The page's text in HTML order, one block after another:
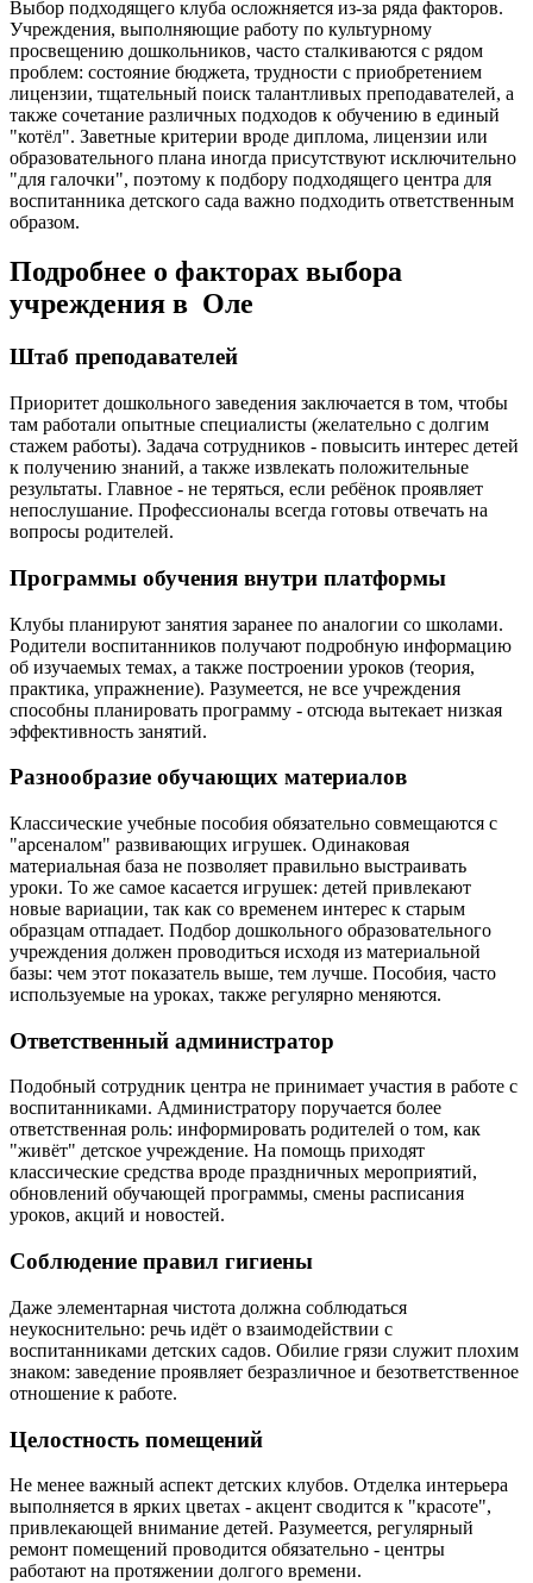
Выбор подходящего клуба осложняется из-за ряда факторов.
Учреждения, выполняющие работу по культурному
просвещению дошкольников, часто сталкиваются с рядом
проблем: состояние бюджета, трудности с приобретением
лицензии, тщательный поиск талантливых преподавателей, а
также сочетание различных подходов к обучению в единый
"котёл". Заветные критерии вроде диплома, лицензии или
образовательного плана иногда присутствуют исключительно
"для галочки", поэтому к подбору подходящего центра для
воспитанника детского сада важно подходить ответственным
образом.
Подробнее о факторах выбора
учреждения в Оле
Штаб преподавателей
Приоритет дошкольного заведения заключается в том, чтобы
там работали опытные специалисты (желательно с долгим
стажем работы). Задача сотрудников - повысить интерес детей
к получению знаний, а также извлекать положительные
результаты. Главное - не теряться, если ребёнок проявляет
непослушание. Профессионалы всегда готовы отвечать на
вопросы родителей.
Программы обучения внутри платформы
Клубы планируют занятия заранее по аналогии со школами.
Родители воспитанников получают подробную информацию
об изучаемых темах, а также построении уроков (теория,
практика, упражнение). Разумеется, не все учреждения
способны планировать программу - отсюда вытекает низкая
эффективность занятий.
Разнообразие обучающих материалов
Классические учебные пособия обязательно совмещаются с
"арсеналом" развивающих игрушек. Одинаковая
материальная база не позволяет правильно выстраивать
уроки. То же самое касается игрушек: детей привлекают
новые вариации, так как со временем интерес к старым
образцам отпадает. Подбор дошкольного образовательного
учреждения должен проводиться исходя из материальной
базы: чем этот показатель выше, тем лучше. Пособия, часто
используемые на уроках, также регулярно меняются.
Ответственный администратор
Подобный сотрудник центра не принимает участия в работе с
воспитанниками. Администратору поручается более
ответственная роль: информировать родителей о том, как
"живёт" детское учреждение. На помощь приходят
классические средства вроде праздничных мероприятий,
обновлений обучающей программы, смены расписания
уроков, акций и новостей.
Соблюдение правил гигиены
Даже элементарная чистота должна соблюдаться
неукоснительно: речь идёт о взаимодействии с
воспитанниками детских садов. Обилие грязи служит плохим
знаком: заведение проявляет безразличное и безответственное
отношение к работе.
Целостность помещений
Не менее важный аспект детских клубов. Отделка интерьера
выполняется в ярких цветах - акцент сводится к "красоте",
привлекающей внимание детей. Разумеется, регулярный
ремонт помещений проводится обязательно - центры
работают на протяжении долгого времени.